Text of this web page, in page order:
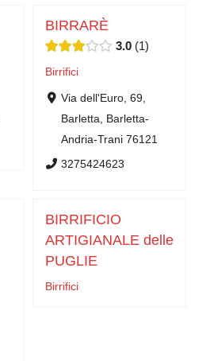
BIRRARÈ
3.0 1
Birrifici
Via dell'Euro, 69,
Barletta, Barletta-
Andria-Trani 76121
3275424623
BIRRIFICIO
ARTIGIANALE delle
PUGLIE
Birrifici